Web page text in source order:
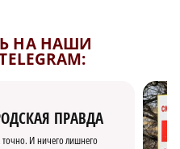
НА НАШИ
ПРАВДА
точно. И ничего лишнего